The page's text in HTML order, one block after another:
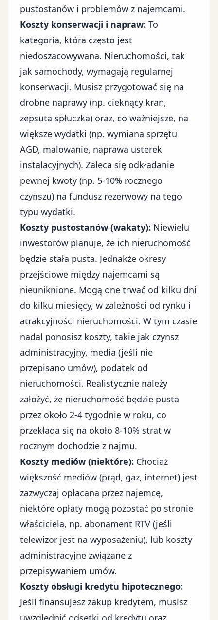
pustostanów i problemów z najemcami.
Koszty konserwacji i napraw: To
kategoria, która często jest
niedoszacowywana. Nieruchomości, tak
jak samochody, wymagają regularnej
konserwacji. Musisz przygotować się na
drobne naprawy (np. cieknący kran,
zepsuta spłuczka) oraz, co ważniejsze, na
większe wydatki (np. wymiana sprzętu
AGD, malowanie, naprawa usterek
instalacyjnych). Zaleca się odkładanie
pewnej kwoty (np. 5-10% rocznego
czynszu) na fundusz rezerwowy na tego
typu wydatki.
Koszty pustostanów (wakaty): Niewielu
inwestorów planuje, że ich nieruchomość
będzie stała pusta. Jednakże okresy
przejściowe między najemcami są
nieuniknione. Mogą one trwać od kilku dni
do kilku miesięcy, w zależności od rynku i
atrakcyjności nieruchomości. W tym czasie
nadal ponosisz koszty, takie jak czynsz
administracyjny, media (jeśli nie
przepisano umów), podatek od
nieruchomości. Realistycznie należy
założyć, że nieruchomość będzie pusta
przez około 2-4 tygodnie w roku, co
przekłada się na około 8-10% strat w
rocznym dochodzie z najmu.
Koszty mediów (niektóre): Chociaż
większość mediów (prąd, gaz, internet) jest
zazwyczaj opłacana przez najemcę,
niektóre opłaty mogą pozostać po stronie
właściciela, np. abonament RTV (jeśli
telewizor jest na wyposażeniu), lub koszty
administracyjne związane z
przepisywaniem umów.
Koszty obsługi kredytu hipotecznego:
Jeśli finansujesz zakup kredytem, musisz
uwzględnić odsetki od kredytu oraz